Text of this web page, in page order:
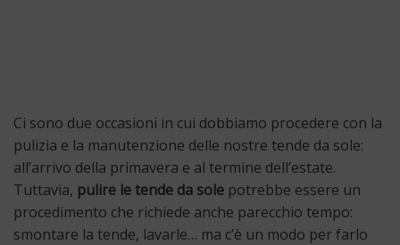
Ci sono due occasioni in cui dobbiamo procedere con la
pulizia e la manutenzione delle nostre tende da sole:
all’arrivo della primavera e al termine dell’estate.
Tuttavia, pulire le tende da sole potrebbe essere un
procedimento che richiede anche parecchio tempo:
smontare la tende, lavarle… ma c’è un modo per farlo